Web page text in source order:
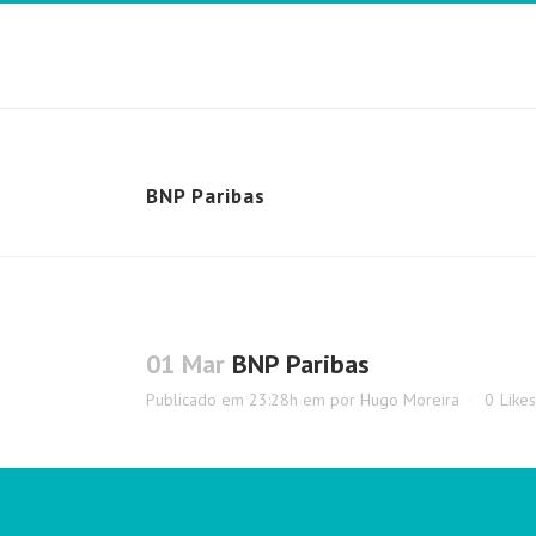
BNP Paribas
01 Mar BNP Paribas
Publicado em 23:28h em por Hugo Moreira 0 Likes